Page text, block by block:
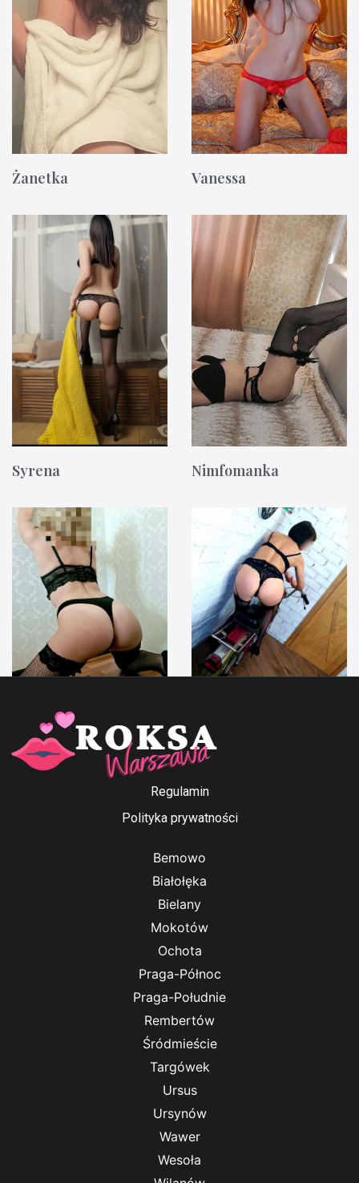
Żanetka Vanessa
Syrena Nimfomanka
Anna Ford Irenka
Regulamin
Polityka prywatności
Bemowo
Białołęka
Bielany
Mokotów
Ochota
Praga-Północ
Praga-Południe
Rembertów
Śródmieście
Targówek
Ursus
Ursynów
Wawer
Wesoła